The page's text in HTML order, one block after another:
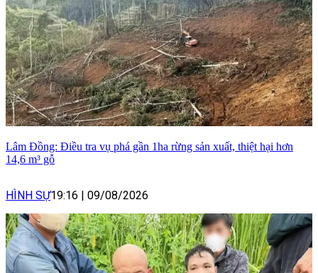
Lâm Đồng: Điều tra vụ phá gần 1ha rừng sản xuất, thiệt hại hơn
14,6 m³ gỗ
HÌNH SỰ19:16 09/08/2026